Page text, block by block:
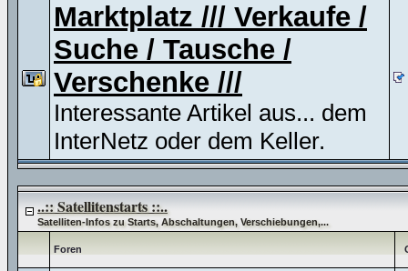
Marktplatz /// Verkaufe /
Suche / Tausche /
Verschenke ///
Interessante Artikel aus... dem
InterNetz oder dem Keller.
..:: Satellitenstarts ::..
Satelliten-Infos zu Starts, Abschaltungen, Verschiebungen,...
Foren